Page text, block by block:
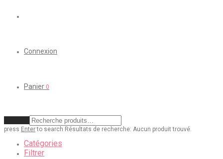
Connexion
Panier 0
press Enterto search Résultats de recherche: Aucun produit trouvé.
Catégories
Filtrer